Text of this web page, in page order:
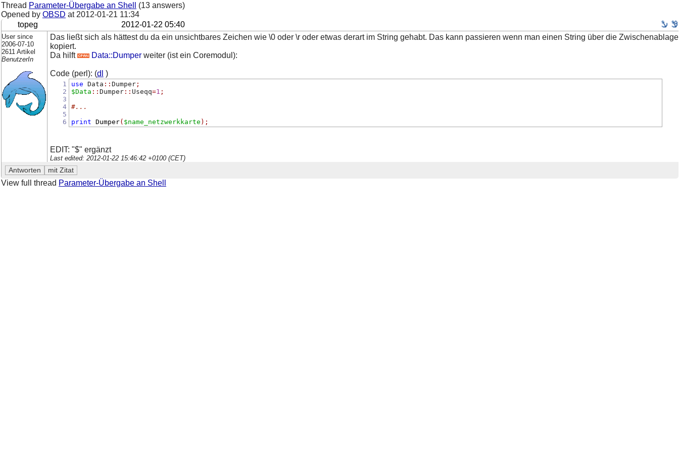
Thread Parameter-Übergabe an Shell
(13 answers)
Opened by OBSD at 2012-01-21 11:34
topeg
2012-01-22 05:40
User since
2006-07-10
2611 Artikel
BenutzerIn
Das ließt sich als hättest du da ein unsichtbares Zeichen wie \0 oder \r oder etwas derart im String gehabt. Das kann passieren wenn man einen String über die Zwischenablage
kopiert.
Da hilft
Data::Dumperweiter (ist ein Coremodul):
Code (perl): (dl )
1
2
3
4
5
6
use Data :: Dumper;
$Data :: Dumper:: Useqq=1 ;
#...
print Dumper( $name_netzwerkkarte );
EDIT: "$" ergänzt
Last edited: 2012-01-22 15:46:42 +0100 (CET)
View full thread Parameter-Übergabe an Shell